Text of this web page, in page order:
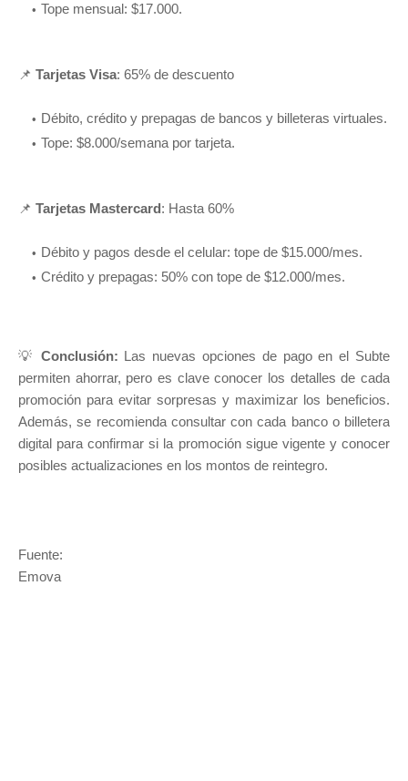
Tope mensual: $17.000.
📌 Tarjetas Visa: 65% de descuento
Débito, crédito y prepagas de bancos y billeteras virtuales.
Tope: $8.000/semana por tarjeta.
📌 Tarjetas Mastercard: Hasta 60%
Débito y pagos desde el celular: tope de $15.000/mes.
Crédito y prepagas: 50% con tope de $12.000/mes.
💡 Conclusión: Las nuevas opciones de pago en el Subte
permiten ahorrar, pero es clave conocer los detalles de cada
promoción para evitar sorpresas y maximizar los beneficios.
Además, se recomienda consultar con cada banco o billetera
digital para confirmar si la promoción sigue vigente y conocer
posibles actualizaciones en los montos de reintegro.
Fuente:
Emova